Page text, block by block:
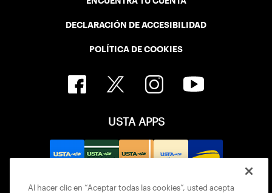
DECLARACIÓN DE ACCESIBILIDAD
POLÍTICA DE COOKIES
USTA APPS
Al hacer clic en “Aceptar todas las cookies”, usted acepta